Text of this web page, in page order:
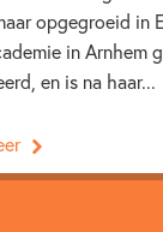
9 – 12 jaar
opgegroeid in
in Arnhem
en is na haar...